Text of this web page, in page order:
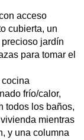
acceso
cubierta, un
jardín
para tomar el
frío/calor,
todos los baños,
mientras
y una columna